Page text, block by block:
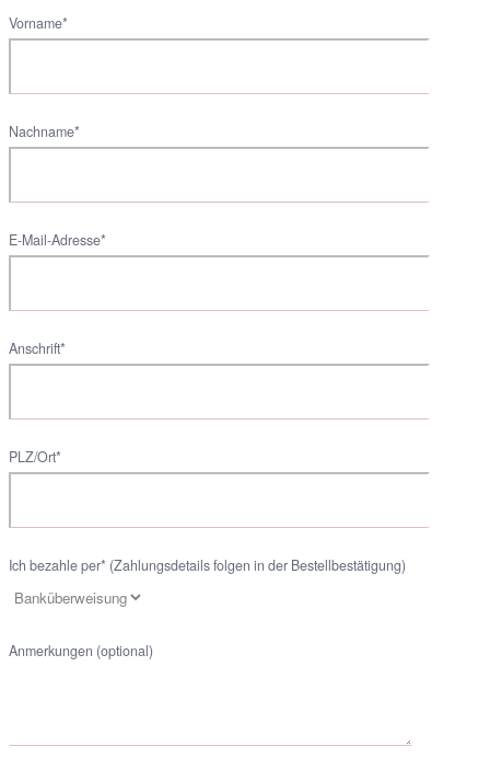
Vorname*
Nachname*
E-Mail-Adresse*
Anschrift*
PLZ/Ort*
Ich bezahle per* (Zahlungsdetails folgen in der Bestellbestätigung)
Anmerkungen (optional)